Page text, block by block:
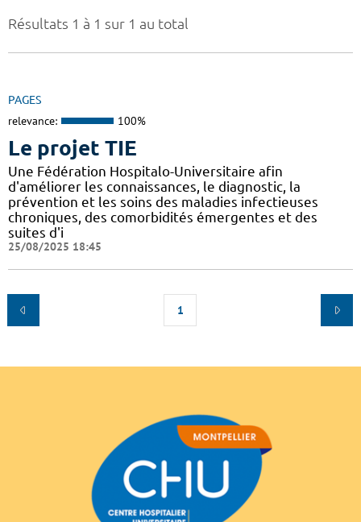
Résultats 1 à 1 sur 1 au total
PAGES
relevance: 100%
Le projet TIE
Une Fédération Hospitalo-Universitaire afin
d'améliorer les connaissances, le diagnostic, la
prévention et les soins des maladies infectieuses
chroniques, des comorbidités émergentes et des
suites d'i
25/08/2025 18:45
1